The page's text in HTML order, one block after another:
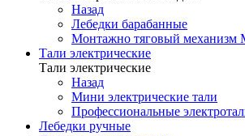
Назад
Лебедки барабанные
Монтажно тяговый
Тали электрические
Тали электрические
Назад
Мини электрические тали
Профессиональные
Лебедки ручные